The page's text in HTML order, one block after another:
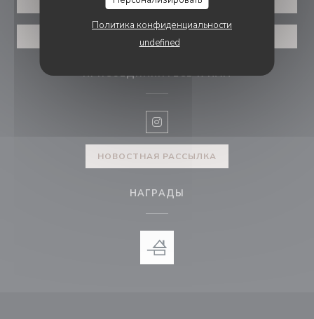
Политика конфиденциальности
undefined
ВАУЧЕРЫ
ПРИСОЕДИНЯЙТЕСЬ К НАМ
Instagram ((открывается в
НОВОСТНАЯ РАССЫЛКА
НАГРАДЫ